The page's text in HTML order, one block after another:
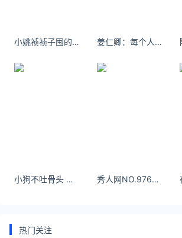
律师事务所咨询免费24小时在线：
小姚祯祯子囤的日常 晚安读书郎～ ​​​​ 姜仁卿：每个人心里都有段不可触动旳故事。
小狗不吐骨头 氪金联系方式可以直接私信 秀人网NO.9761 初梦瑶 黄色连衣裙[84P/639MB]
热门关注